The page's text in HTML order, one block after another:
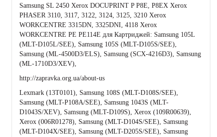
Samsung SL 2450 Xerox DOCUPRINT P P8E, P8EX Xerox
PHASER 3110, 3117, 3122, 3124, 3125, 3210 Xerox
WORKCENTRE 3315DN, 3325DNI, 4118 Xerox
WORKCENTRE PE PE114E для Картриджей: Samsung 105L
(MLT-D105L/SEE), Samsung 105S (MLT-D105S/SEE),
Samsung (ML-4500D3/ELS), Samsung (SCX-4216D3), Samsung
(ML-1710D3/XEV),
http://zapravka.org.ua/about-us
Lexmark (13T0101), Samsung 108S (MLT-D108S/SEE),
Samsung (MLT-P108A/SEE), Samsung 1043S (MLT-
D1043S/XEV), Samsung (MLT-D109S), Xerox (109R00639),
Xerox (006R01278), Samsung (MLT-D104S/SEE), Samsung
(MLT-D104X/SEE), Samsung (MLT-D205S/SEE), Samsung